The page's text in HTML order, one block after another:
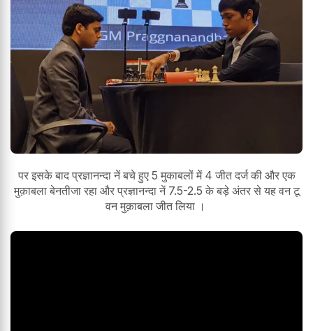
पर इसके बाद प्रज्ञानन्दा नें बचे हुए 5 मुकाबलों में 4 जीत दर्ज की और एक
मुक़ाबला बेनतीजा रहा और प्रज्ञानन्दा नें 7.5-2.5 के बड़े अंतर से यह वन टू
वन मुक़ाबला जीत लिया ।